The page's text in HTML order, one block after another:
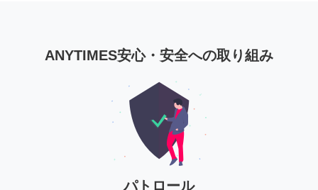
ANYTIMES安心・安全への取り組み
パトロール